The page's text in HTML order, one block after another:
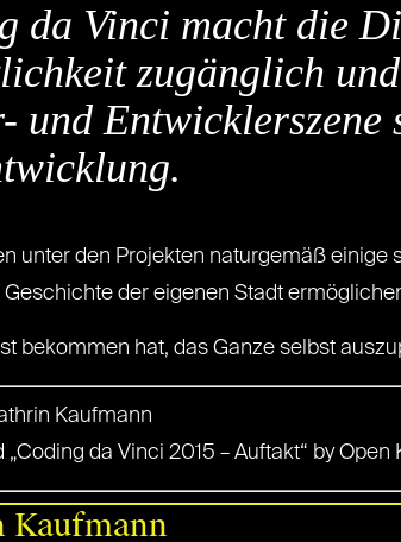
da Vinci macht die
zugänglich
und Entwicklerszene
unter den Projekten naturgemäß
der eigenen Stadt
bekommen hat, das Ganze selbst
Kaufmann
„Coding da Vinci 2015 – Auftakt“ by
Kaufmann